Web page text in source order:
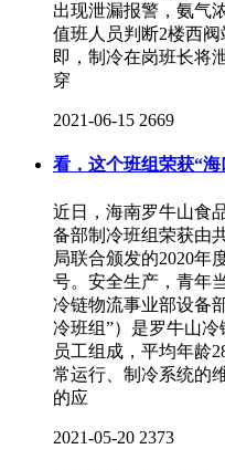
出现泄漏报警，氨气
值班人员判断2楼西
即，制冷在岗班长将
穿
2021-06-15 2669
看，这个班组荣获“海
近日，海南罗牛山食
备部制冷班组荣获由
局联合颁发的2020年
号。安全生产，青年
冷链物流事业部设备
冷班组”）是罗牛山
员工组成，平均年龄
常运行、制冷系统的
的应
2021-05-20 2373